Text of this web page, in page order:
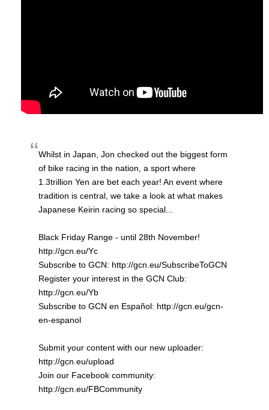
Whilst in Japan, Jon checked out the biggest form
of bike racing in the nation, a sport where
1.3trillion Yen are bet each year! An event where
tradition is central, we take a look at what makes
Japanese Keirin racing so special...
Black Friday Range - until 28th November!
http://gcn.eu/Yc
Subscribe to GCN: http://gcn.eu/SubscribeToGCN
Register your interest in the GCN Club:
http://gcn.eu/Yb
Subscribe to GCN en Español: http://gcn.eu/gcn-
en-espanol
Submit your content with our new uploader:
http://gcn.eu/upload
Join our Facebook community:
http://gcn.eu/FBCommunity